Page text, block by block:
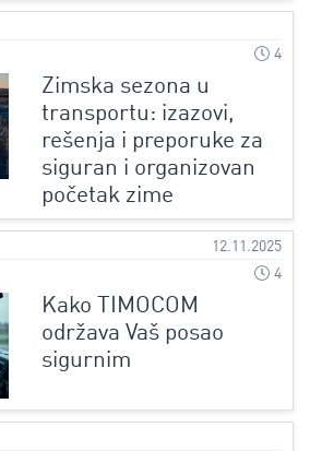
4
Zimska sezona u
transportu: izazovi,
rešenja i preporuke za
siguran i organizovan
početak zime
12.11.2025
4
Kako TIMOCOM
održava Vaš posao
sigurnim